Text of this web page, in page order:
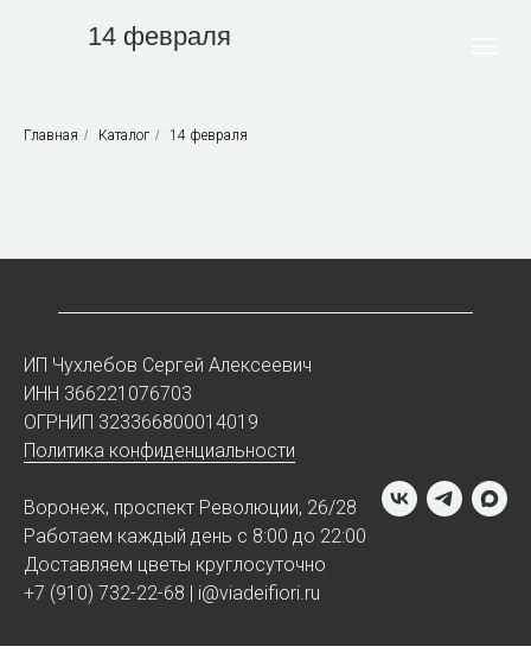
14 февраля
Главная / Каталог / 14 февраля
ИП Чухлебов Сергей Алексеевич
ИНН 366221076703
ОГРНИП 323366800014019
Политика конфиденциальности
Воронеж, проспект Революции, 26/28
Работаем каждый день с 8:00 до 22:00
Доставляем цветы круглосуточно
+7 (910) 732-22-68 | i@viadeifiori.ru